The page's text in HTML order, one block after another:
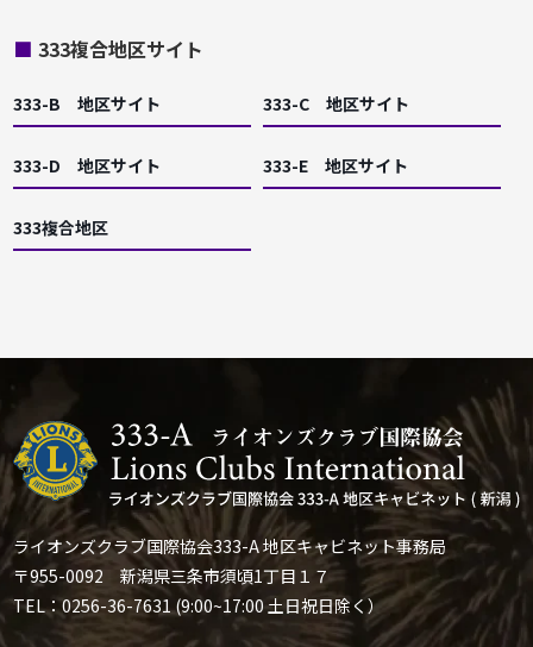
■ 333複合地区サイト
333-B 地区サイト 333-C 地区サイト
333-D 地区サイト 333-E 地区サイト
333複合地区
ライオンズクラブ国際協会333-A 地区キャビネット事務局
〒955-0092 新潟県三条市須頃1丁目１７
TEL：0256-36-7631 (9:00~17:00 土日祝日除く）